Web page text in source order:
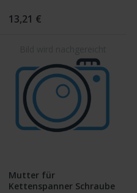
13,21 €
Mutter für
Kettenspanner Schraube